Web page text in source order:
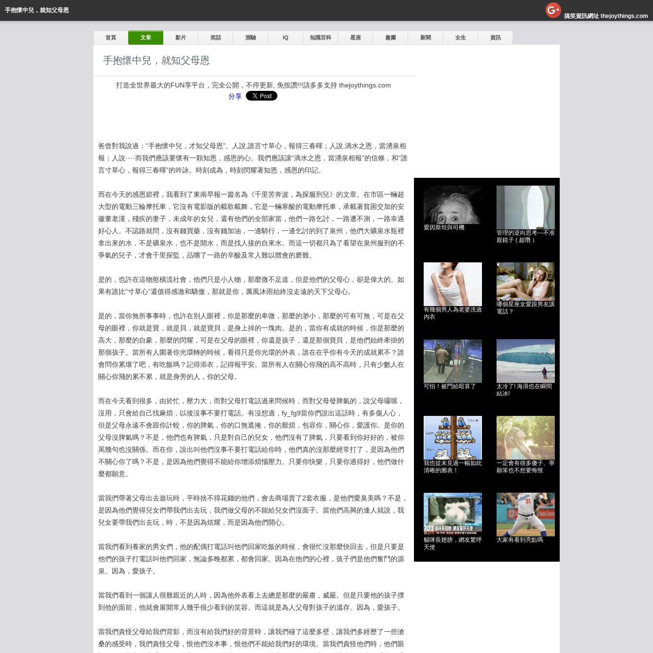
手抱懷中兒，就知父母恩
搞笑資訊網址 thejoythings.com
首頁 文章 影片 笑話 測驗 IQ 知識百科 星座 趣圖 新聞 女生 資訊
愛因斯坦與司機
管理的逆向思考---不准
親鏡子 ( 超囋 ）
有幾個男人為老婆洗過
內衣
哪個星座女愛跟男友講
電話？
可怕！被門給暗算了
太冷了! 海浪也在瞬間
結冰!
我也從未見過一幅如此
清晰的圖表！
一定會有很多傻子、寧
願笨也不想要悔恨
貓咪長翅膀，網友驚呼
天使
大家有看到亮點嗎
手抱懷中兒，就知父母恩
打造全世界最大的FUN享平台，完全公開，不停更新, 免按讚!!!請多多支持 thejoythings.com
分享
爸曾對我說過：“手抱懷中兒，才知父母恩”。人說,誰言寸草心，報得三春暉；人說,滴水之恩，當湧泉相
報；人說····而我們應該要懷有一顆知恩，感恩的心。我們應該讓“滴水之恩，當湧泉相報”的信條，和“誰
言寸草心，報得三春暉”的吟詠。時刻成為，時刻閃耀著知恩，感恩的印記。
而在今天的感恩節裡，我看到了東南早報一篇名為《千里苦奔波，為探服刑兒》的文章。在市區一輛超
大型的電動三輪摩托車，它沒有電影版的載歌載舞，它是一輛寒酸的電動摩托車，承載著貧困交加的安
徽董老漢，殘疾的妻子，未成年的女兒，還有他們的全部家當，他們一路乞討，一路遭不測，一路幸遇
好心人。不認路就問，沒有錢買藥，沒有錢加油，一邊騎行，一邊乞討的到了泉州，他們大礦泉水瓶裡
拿出來的水，不是礦泉水，也不是開水，而是找人接的自來水。而這一切都只為了看望在泉州服刑的不
爭氣的兒子，才會千里探監，品嚐了一路的辛酸及常人難以體會的磨難。
是的，也許在這物慾橫流社會，他們只是小人物，那麼微不足道，但是他們的父母心，卻是偉大的。如
果有誰比“寸草心”還值得感激和驕傲，那就是你，厲風沐雨始終沒走遠的天下父母心。
是的，當你無所事事時，也許在別人眼裡，你是那麼的卑微，那麼的渺小，那麼的可有可無，可是在父
母的眼裡，你就是寶，就是貝，就是寶貝，是身上掉的一塊肉。是的，當你有成就的時候，你是那麼的
高大，那麼的自豪，那麼的閃耀，可是在父母的眼裡，你還是孩子，還是那個寶貝，是他們始終牽掛的
那個孩子。當所有人圍著你光環轉的時候，看得只是你光環的外表，誰在在乎你有今天的成就累不？誰
會問你累壞了吧，有吃飯嗎？記得添衣，記得報平安。當所有人在關心你飛的高不高時，只有少數人在
關心你飛的累不累，就是身旁的人，你的父母。
而在今天看到很多，由於忙，壓力大，而對父母打電話過來問候時，而對父母發脾氣的，說父母囉嗦，
沒用，只會給自己找麻煩，以後沒事不要打電話。有沒想過，fy_fg9當你們說出這話時，有多傷人心，
但是父母永遠不會跟你計較，你的脾氣，你的口無遮掩，你的厭煩，包容你，關心你，愛護你。是你的
父母沒脾氣嗎？不是，他們也有脾氣，只是對自己的兒女，他們沒有了脾氣，只要看到你好好的，被你
罵幾句也沒關係。而在你，說出叫他們沒事不要打電話給你時，他們真的沒那麼經常打了，是因為他們
不關心你了嗎？不是，是因為他們覺得不能給你增添煩惱壓力。只要你快樂，只要你過得好，他們做什
麼都願意​​。
當我們帶著父母出去遊玩時，平時捨不得花錢的他們，會去商場賣了2套衣服，是他們愛臭美嗎？不是，
是因為他們覺得兒女們帶我們出去玩，我們做父母的不能給兒女們沒面子。當他們高興的逢人就說，我
兒女要帶我們出去玩，時，不是因為炫耀，而是因為他們開心。
當我們看到養家的男女們，他的配偶打電話叫他們回家吃飯的時候，會很忙沒那麼快回去，但是只要是
他們的孩子打電話叫他們回家，無論多晚都累，都會回家。因為在他們的心裡，孩子們是他們奮鬥的源
泉。因為，愛孩子。
當我們看到一個讓人很難親近的人時，因為他外表看上去總是那麼的嚴肅，威嚴。但是只要他的孩子撲
到他的面前，他就會展開常人幾乎很少看到的笑容。而這就是為人父母對孩子的溫存。因為，愛孩子。
當我們責怪父母給我們背影，而沒有給我們好的背景時，讓我們碰了這麼多壁，讓我們多經歷了一些滄
桑的感受時，我們責怪父母，恨他們沒本事，恨他們不能給我們好的環境。當我們責怪他們時，他​​們眼